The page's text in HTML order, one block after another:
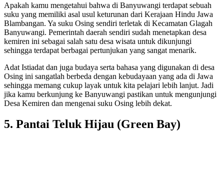
Apakah kamu mengetahui bahwa di Banyuwangi terdapat sebuah
suku yang memiliki asal usul keturunan dari Kerajaan Hindu Jawa
Blambangan. Ya suku Osing sendiri terletak di Kecamatan Glagah
Banyuwangi. Pemerintah daerah sendiri sudah menetapkan desa
kemiren ini sebagai salah satu desa wisata untuk dikunjungi
sehingga terdapat berbagai pertunjukan yang sangat menarik.
Adat Istiadat dan juga budaya serta bahasa yang digunakan di desa
Osing ini sangatlah berbeda dengan kebudayaan yang ada di Jawa
sehingga memang cukup layak untuk kita pelajari lebih lanjut. Jadi
jika kamu berkunjung ke Banyuwangi pastikan untuk mengunjungi
Desa Kemiren dan mengenai suku Osing lebih dekat.
5. Pantai Teluk Hijau (Green Bay)